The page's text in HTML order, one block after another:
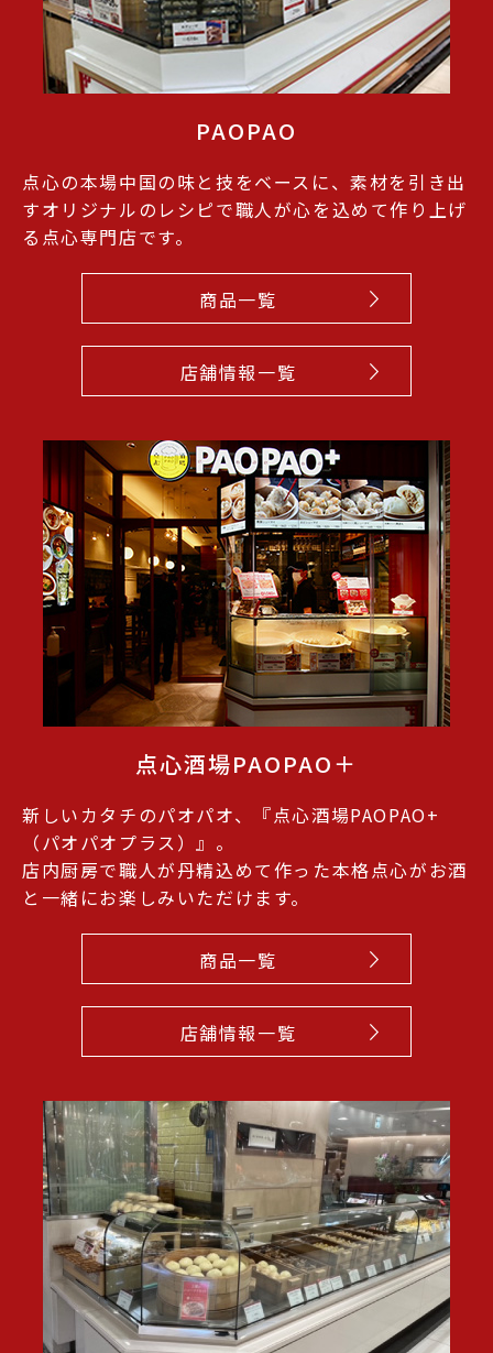
PAOPAO
点心の本場中国の味と技をベースに、素材を引き出
すオリジナルのレシピで職人が心を込めて作り上げ
る点心専門店です。
商品一覧
店舗情報一覧
点心酒場PAOPAO＋
新しいカタチのパオパオ、『点心酒場PAOPAO+
（パオパオプラス）』。
店内厨房で職人が丹精込めて作った本格点心がお酒
と一緒にお楽しみいただけます。
商品一覧
店舗情報一覧